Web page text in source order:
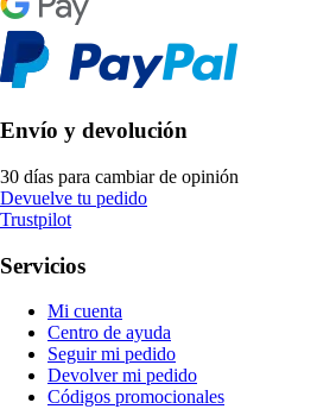
Envío y devolución
30 días para cambiar de opinión
Devuelve tu pedido
Trustpilot
Servicios
Mi cuenta
Centro de ayuda
Seguir mi pedido
Devolver mi pedido
Códigos promocionales